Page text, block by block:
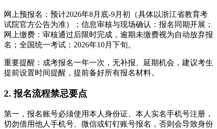
网上预报名：预计2026年8月底-9月初（具体以浙江省教育考
试院官方公告为准）；信息审核与现场确认：报名同期开展；
网上缴费：审核通过后限时完成，逾期未缴费视为自动放弃报
名；全国统一考试：2026年10月下旬。
重要提醒：成考报名一年一次，无补报、延期机会，建议考生
提前设置时间提醒，提前备好所有报名材料。
2. 报名流程禁忌要点
第一，报名账号必须使用本人身份证、本人实名手机号注册，
切勿借用他人手机号、微信或钉钉账号报名，否则会导致身份